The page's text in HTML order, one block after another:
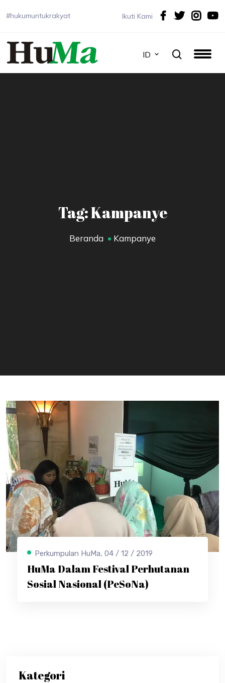
#hukumuntukrakyat Ikuti Kami
ID
Tag: Kampanye
Beranda Kampanye
Perkumpulan HuMa, 04 / 12 / 2019
HuMa Dalam Festival Perhutanan
Sosial Nasional (PeSoNa)
Kategori